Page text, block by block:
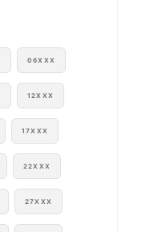
06XXX
12XXX
17XXX
22XXX
27XXX